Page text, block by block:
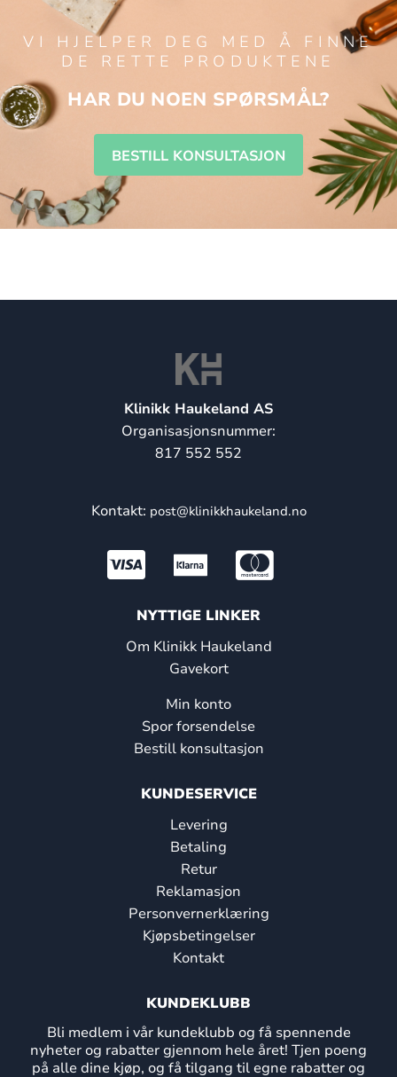
VI HJELPER DEG MED Å FINNE
DE RETTE PRODUKTENE
HAR DU NOEN SPØRSMÅL?
BESTILL KONSULTASJON
Klinikk Haukeland AS
Organisasjonsnummer:
817 552 552
Kontakt: post@klinikkhaukeland.no
NYTTIGE LINKER
Om Klinikk Haukeland
Gavekort
Min konto
Spor forsendelse
Bestill konsultasjon
KUNDESERVICE
Levering
Betaling
Retur
Reklamasjon
Personvernerklæring
Kjøpsbetingelser
Kontakt
KUNDEKLUBB
Bli medlem i vår kundeklubb og få spennende
nyheter og rabatter gjennom hele året! Tjen poeng
på alle dine kjøp, og få tilgang til egne rabatter og